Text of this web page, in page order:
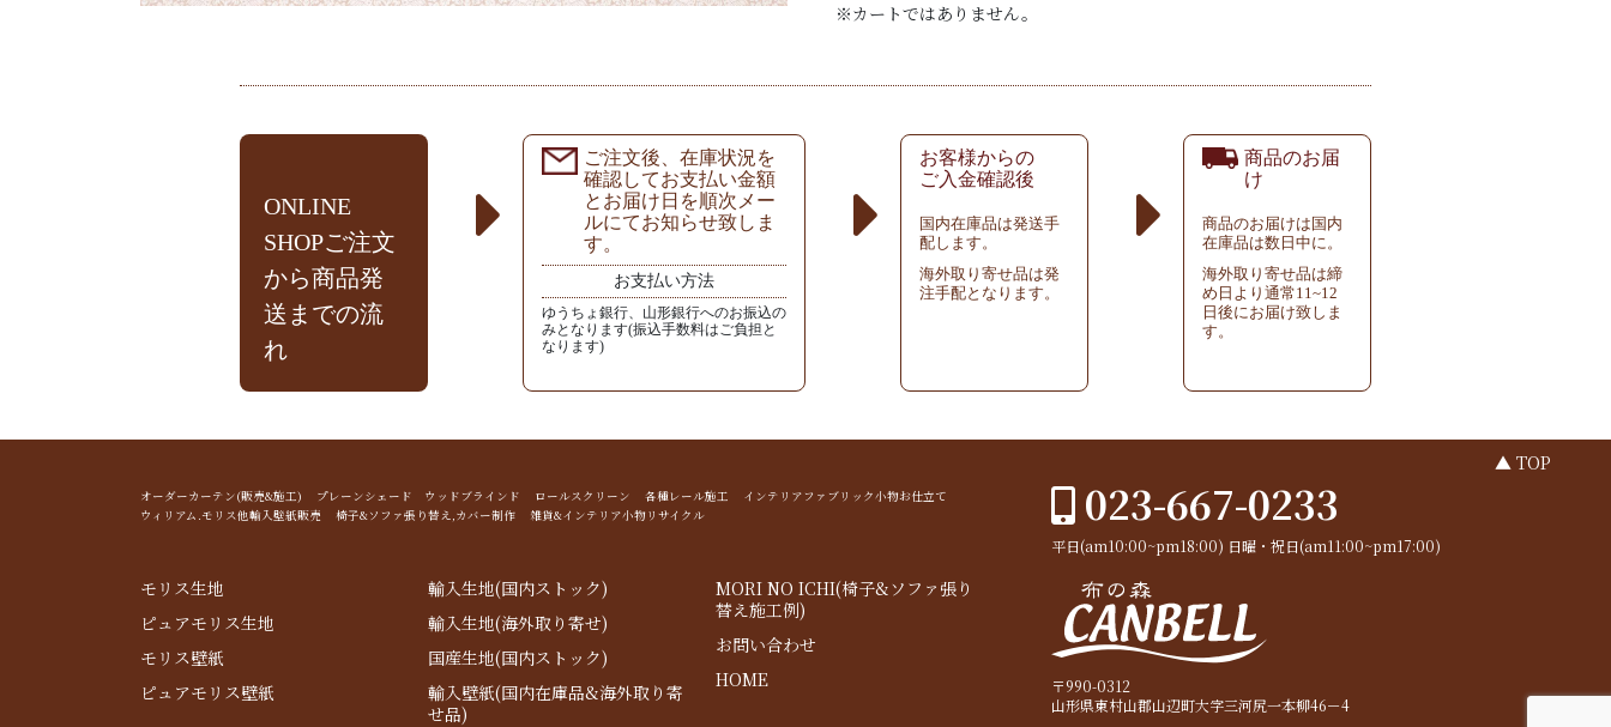
※カートではありません。
ONLINE
SHOPご注文
から商品発
送までの流
れ
ご注文後、在庫状況を
確認してお支払い金額
とお届け日を順次メー
ルにてお知らせ致しま
す。
お支払い方法
ゆうちょ銀行、山形銀行へのお振込の
みとなります(振込手数料はご負担と
なります)
お客様からの
ご入金確認後
国内在庫品は発送手
配します。
海外取り寄せ品は発
注手配となります。
商品のお届
け
商品のお届けは国内
在庫品は数日中に。
海外取り寄せ品は締
め日より通常11~12
日後にお届け致しま
す。
▲ TOP
オーダーカーテン(販売&施工) プレーンシェード ウッドブラインド ロールスクリーン 各種レール施工 インテリアファブリック小物お仕立て
ウィリアム.モリス他輸入壁紙販売 椅子&ソファ張り替え,カバー制作 雑貨&インテリア小物リサイクル
モリス生地
ピュアモリス生地
モリス壁紙
ピュアモリス壁紙
輸入生地(国内ストック)
輸入生地(海外取り寄せ)
国産生地(国内ストック)
輸入壁紙(国内在庫品&海外取り寄
せ品)
MORI NO ICHI(椅子&ソファ張り
替え施工例)
お問い合わせ
HOME
023-667-0233
平日(am10:00~pm18:00) 日曜・祝日(am11:00~pm17:00)
〒990-0312
山形県東村山郡山辺町大字三河尻一本柳46－4